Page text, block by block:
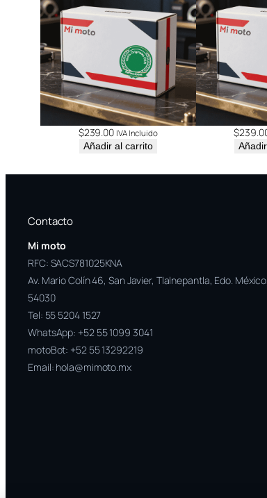
$239.00 IVA Incluido
Añadir al carrito
$
Contacto
Mi moto
RFC: SACS781025KNA
Av. Mario Colín 46, San Javier, Tlalnepantla, Edo.
54030
Tel: 55 5204 1527
WhatsApp: +52 55 1099 3041
motoBot: +52 55 13292219
Email: hola@mimoto.mx